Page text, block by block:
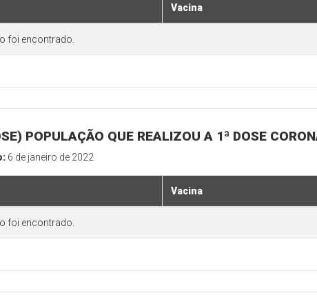
Vacina
foi encontrado.
POPULAÇÃO QUE REALIZOU A 1ª DOSE
6 de janeiro de 2022
Vacina
foi encontrado.